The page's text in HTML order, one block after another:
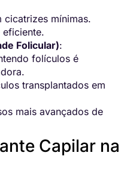
cicatrizes mínimas.
eficiente.
Folicular):
folículos é
transplantados em
mais avançados de
Capilar na